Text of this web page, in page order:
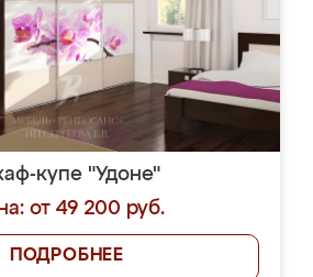
купе "Удоне"
от 49 200 руб.
ПОДРОБНЕЕ